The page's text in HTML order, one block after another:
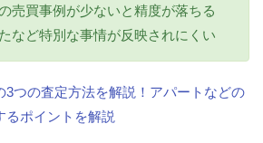
売買事例が少ないと精度が落ちる
など特別な事情が反映されにくい
3つの査定方法を解説！アパートなどの
るポイントを解説